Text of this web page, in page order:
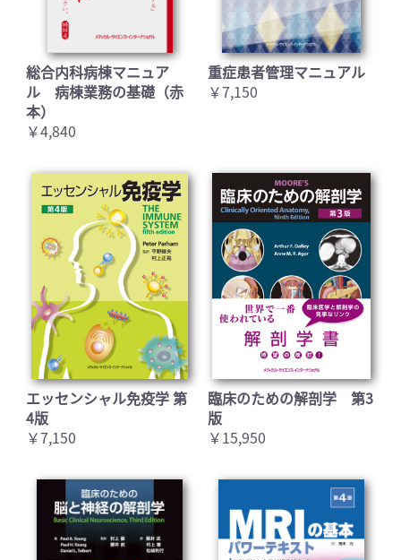
総合内科病棟マニュア
ル 病棟業務の基礎（赤
本）
￥4,840
重症患者管理マニュアル
￥7,150
エッセンシャル免疫学 第
4版
￥7,150
臨床のための解剖学 第3
版
￥15,950